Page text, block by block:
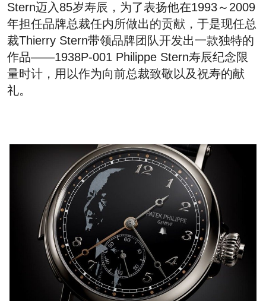
Stern迈入85岁寿辰，为了表扬他在1993～2009
年担任品牌总裁任内所做出的贡献，于是现任总
裁Thierry Stern带领品牌团队开发出一款独特的
作品——1938P-001 Philippe Stern寿辰纪念限
量时计，用以作为向前总裁致敬以及祝寿的献
礼。